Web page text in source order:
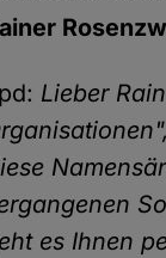
Lieber
es Ihnen